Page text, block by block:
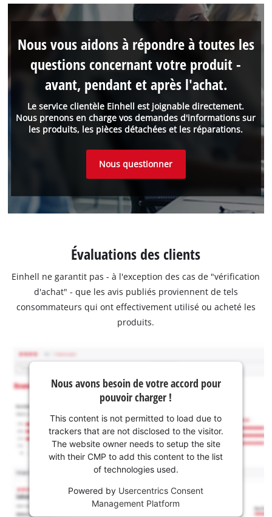
Le service clientèle Einhell est joignable directement.
Nous prenons en charge vos demandes d'informations sur
les produits, les pièces détachées et les réparations.
Nous vous aidons à répondre à toutes les
questions concernant votre produit -
avant, pendant et après l'achat.
Nous questionner
Évaluations des clients
Einhell ne garantit pas - à l'exception des cas de "vérification
d'achat" - que les avis publiés proviennent de tels
consommateurs qui ont effectivement utilisé ou acheté les
produits.
Nous avons besoin de votre accord pour
pouvoir charger !
This content is not permitted to load due to
trackers that are not disclosed to the visitor.
The website owner needs to setup the site
with their CMP to add this content to the list
of technologies used.
Powered by Usercentrics Consent
Management Platform